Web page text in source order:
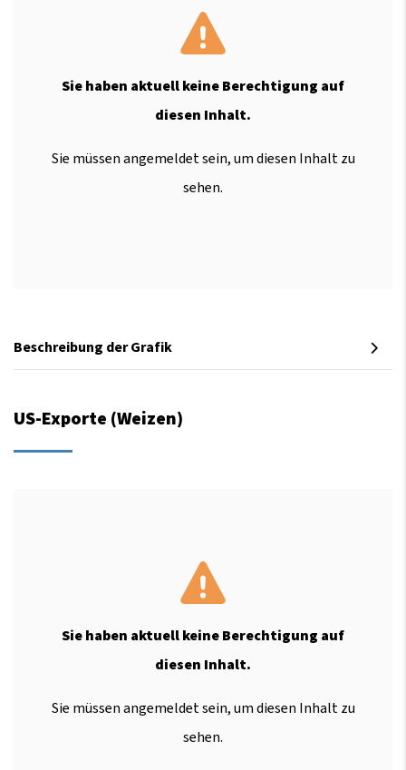
Sie haben aktuell keine Berechtigung auf
diesen Inhalt.
Sie müssen angemeldet sein, um diesen Inhalt zu
sehen.
Beschreibung der Grafik
US-Exporte (Weizen)
Sie haben aktuell keine Berechtigung auf
diesen Inhalt.
Sie müssen angemeldet sein, um diesen Inhalt zu
sehen.